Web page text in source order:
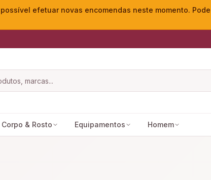
efetuar novas encomendas neste momento.
Corpo & Rosto Equipamentos Homem